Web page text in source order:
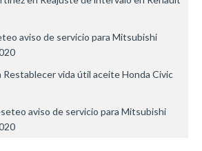
aviso de servicio para Mitsubishi
Restablecer vida útil aceite Honda Civic
aviso de servicio para Mitsubishi